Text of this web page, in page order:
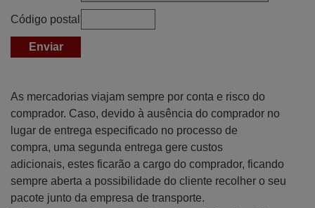
Código postal
As mercadorias viajam sempre por conta e risco do
comprador. Caso, devido à ausência do comprador no
lugar de entrega especificado no processo de
compra, uma segunda entrega gere custos
adicionais, estes ficarão a cargo do comprador, ficando
sempre aberta a possibilidade do cliente recolher o seu
pacote junto da empresa de transporte.